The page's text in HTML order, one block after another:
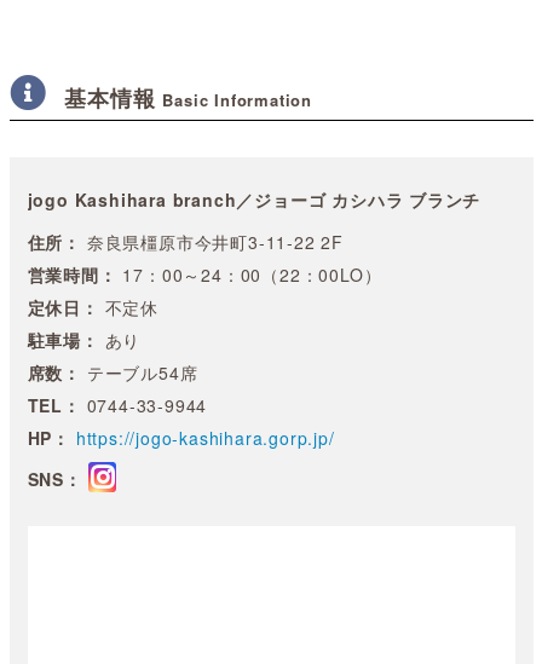
基本情報 Basic Information
jogo Kashihara branch／ジョーゴ カシハラ ブランチ
住所： 奈良県橿原市今井町3-11-22 2F
営業時間： 17：00～24：00（22：00LO）
定休日： 不定休
駐車場： あり
席数： テーブル54席
TEL： 0744-33-9944
HP： https://jogo-kashihara.gorp.jp/
SNS：